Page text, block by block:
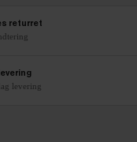
returret
levering